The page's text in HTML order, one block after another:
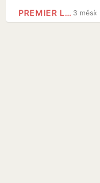
nad Evertonem3 měsíce
PREMIER LEAGUE